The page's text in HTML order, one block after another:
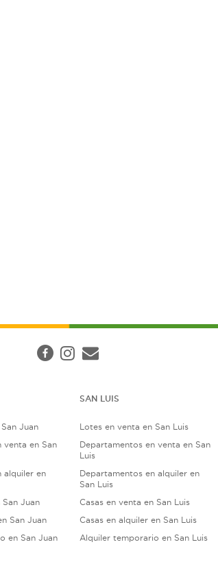
Juan
venta en San
alquiler en
San Juan
San Juan
en San Juan
SAN LUIS
Lotes en venta en San Luis
Departamentos en venta en San
Luis
Departamentos en alquiler en
San Luis
Casas en venta en San Luis
Casas en alquiler en San Luis
Alquiler temporario en San Luis